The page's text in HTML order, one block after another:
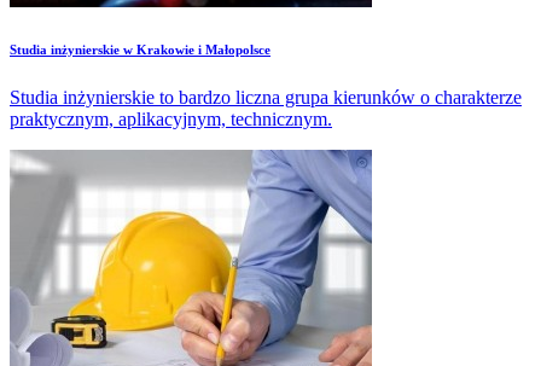
Studia inżynierskie w Krakowie i Małopolsce
Studia inżynierskie to bardzo liczna grupa kierunków o charakterze
praktycznym, aplikacyjnym, technicznym.